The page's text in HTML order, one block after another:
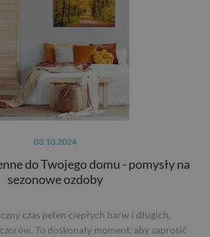
03.10.2024
do Twojego domu - pomysły na
sezonowe ozdoby
czas pełen ciepłych barw i długich,
To doskonały moment, aby zaprosić